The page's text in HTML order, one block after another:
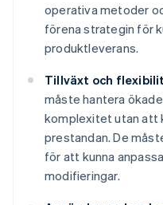
operativa metoder
förena strategin för
produktleverans.
Tillväxt och
måste hantera
komplexitet utan att
prestandan. De
för att kunna
modifieringar.